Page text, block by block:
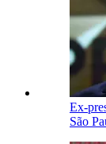
Ex-
São